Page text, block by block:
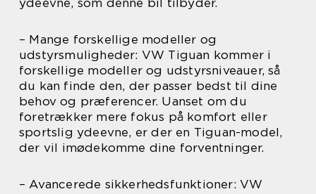
ydeevne, som denne bil tilbyder.
– Mange forskellige modeller og
udstyrsmuligheder: VW Tiguan kommer i
forskellige modeller og udstyrsniveauer, så
du kan finde den, der passer bedst til dine
behov og præferencer. Uanset om du
foretrækker mere fokus på komfort eller
sportslig ydeevne, er der en Tiguan-model,
der vil imødekomme dine forventninger.
– Avancerede sikkerhedsfunktioner: VW